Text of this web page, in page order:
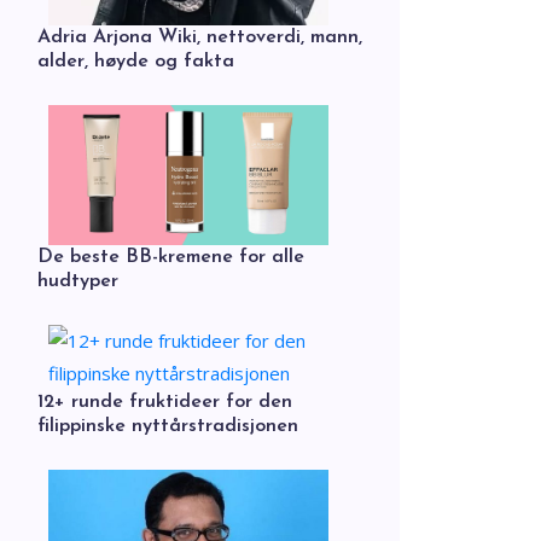
Adria Arjona Wiki, nettoverdi, mann,
alder, høyde og fakta
De beste BB-kremene for alle
hudtyper
12+ runde fruktideer for den
filippinske nyttårstradisjonen